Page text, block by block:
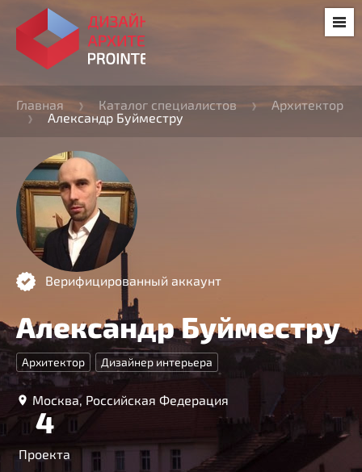
Главная Каталог специалистов
Архитектор
Александр Буйместру
Верифицированный аккаунт
Александр Буйместру
Архитектор Дизайнер интерьера
Москва, Российская Федерация
4
Проекта